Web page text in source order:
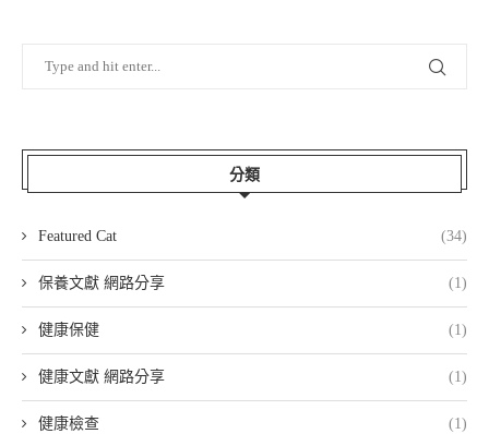
分類
Featured Cat (34)
保養文獻 網路分享 (1)
健康保健 (1)
健康文獻 網路分享 (1)
健康檢查 (1)